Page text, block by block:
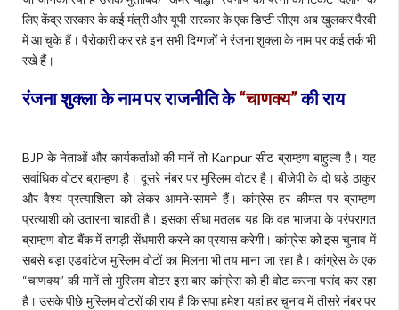
लिए केंद्र सरकार के कई मंत्री और यूपी सरकार के एक डिप्टी सीएम अब खुलकर पैरवी
में आ चुके हैं। पैरोकारी कर रहे इन सभी दिग्गजों ने रंजना शुक्ला के नाम पर कई तर्क भी
रखे हैं।
रंजना शुक्ला के नाम पर राजनीति के“चाणक्य”की राय
BJP के नेताओं और कार्यकर्ताओं की मानें तो Kanpur सीट ब्राम्हण बाहुल्य है। यह
सर्वाधिक वोटर ब्राम्हण है। दूसरे नंबर पर मुस्लिम वोटर है। बीजेपी के दो धड़े ठाकुर
और वैश्य प्रत्याशिता को लेकर आमने-सामने हैं। कांग्रेस हर कीमत पर ब्राम्हण
प्रत्याशी को उतारना चाहती है। इसका सीधा मतलब यह कि वह भाजपा के परंपरागत
ब्राम्हण वोट बैंक में तगड़ी सेंधमारी करने का प्रयास करेगी। कांग्रेस को इस चुनाव में
सबसे बड़ा एडवांटेज मुस्लिम वोटों का मिलना भी तय माना जा रहा है। कांग्रेस के एक
“चाणक्य” की मानें तो मुस्लिम वोटर इस बार कांग्रेस को ही वोट करना पसंद कर रहा
है। उसके पीछे मुस्लिम वोटरों की राय है कि सपा हमेशा यहां हर चुनाव में तीसरे नंबर पर